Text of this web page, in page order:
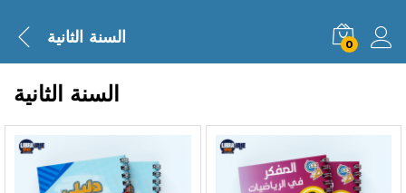
السنة الثانية 0
السنة الثانية